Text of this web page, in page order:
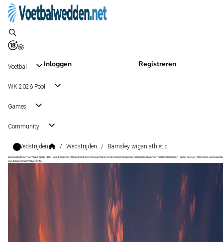
Inloggen Registreren
Voetbal
WK 2026 Pool
Games
Community
Wedstrijden / Wedstrijden / Barnsley wigan athletic
Wat kost gokken jou? Stop op tijd | 18+ | loketkansspel.nl | Gokken kan verslavend zijn | Deze boodschap mag niet gedeeld worden met minderjarigen | Speel bewust | Algemene
van toepassing | #Advertentie
EFL Cup
Wigan Athletic